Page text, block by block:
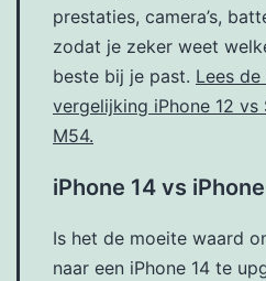
prestaties, camera’s,
zodat je zeker weet
beste bij je past. Lees
vergelijking iPhone 12 vs
M54.
iPhone 14 vs
Is het de moeite waard
naar een iPhone 14 te